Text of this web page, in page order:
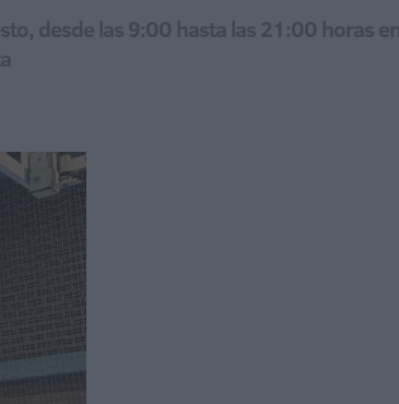
desde las 9:00 hasta las 21:00 horas